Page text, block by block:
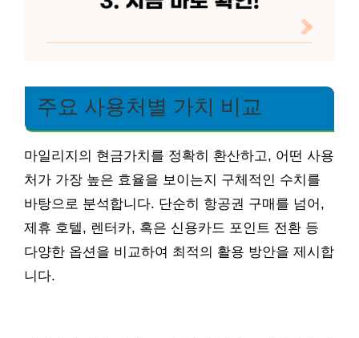
주요 사용처별 가치 비교
마일리지의 현금가치를 정확히 환산하고, 어떤 사용
처가 가장 높은 효율을 보이는지 구체적인 수치를
바탕으로 분석합니다. 단순히 항공권 구매를 넘어,
제휴 호텔, 렌터카, 혹은 신용카드 포인트 전환 등
다양한 옵션을 비교하여 최적의 활용 방안을 제시합
니다.